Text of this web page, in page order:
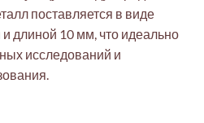
поставляется в виде
длиной 10 мм, что идеально
исследований и